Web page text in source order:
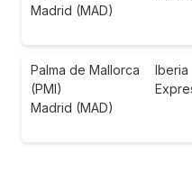
Madrid (MAD)
Palma de Mallorca
(PMI)
Madrid (MAD)
Iberia